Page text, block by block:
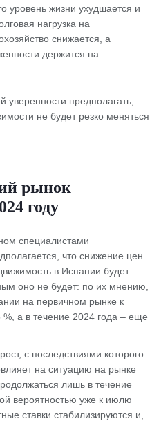
уровень жизни ухудшается и
нагрузка на
снижается, а
держится на
уверенности предполагать,
не будет резко меняться
рынок
году
специалистами
что снижение цен
в Испании будет
оно не будет: по их мнению,
на первичном рынке к
%, а в течение 2024 года – еще
с последствиями которого
на ситуацию на рынке
лишь в течение
вероятностью уже к июлю
ставки стабилизируются и,